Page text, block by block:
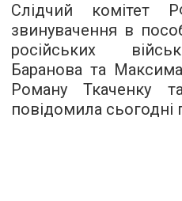
Слідчий комітет
звинувачення в
російських
Баранова та
Роману Ткаченку
повідомила сьогодні